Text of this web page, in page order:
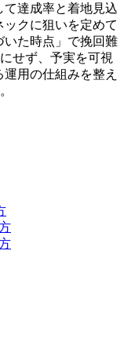
達成率と着地見込
クに狙いを定めて
いた時点」で挽回難
せず、予実を可視
用の仕組みを整え